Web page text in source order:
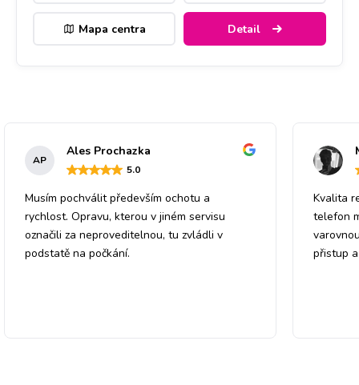
Mapa centra Detail
AP
Ales Prochazka
5.0
Musím pochválit především ochotu a
rychlost. Opravu, kterou v jiném servisu
označili za neproveditelnou, tu zvládli v
podstatě na počkání.
Kvalita
telefon
přistup